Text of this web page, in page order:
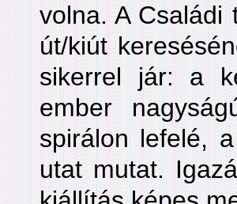
volna. A Családi
út/kiút
sikerrel jár: a
ember
spirálon lefelé,
utat mutat.